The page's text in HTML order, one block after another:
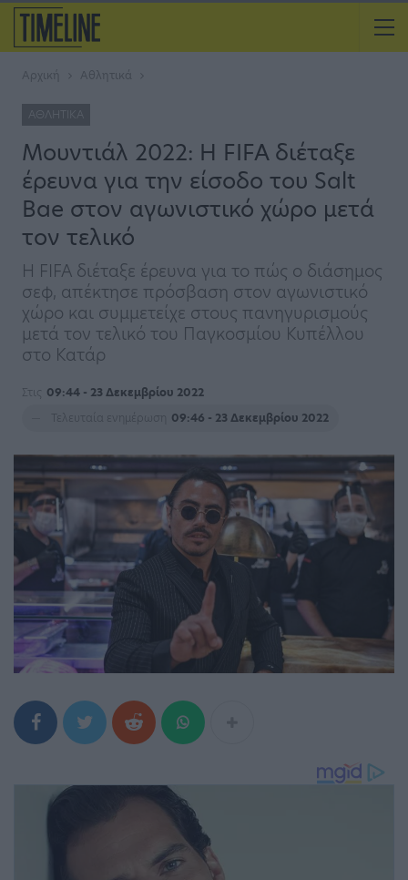
Αρχική Αθλητικά
ΑΘΛΗΤΙΚΆ
Μουντιάλ 2022: H FIFA διέταξε
έρευνα για την είσοδο του Salt
Bae στον αγωνιστικό χώρο μετά
τον τελικό
Η FIFA διέταξε έρευνα για το πώς ο διάσημος
σεφ, απέκτησε πρόσβαση στον αγωνιστικό
χώρο και συμμετείχε στους πανηγυρισμούς
μετά τον τελικό του Παγκοσμίου Κυπέλλου
στο Κατάρ
Στις 09:44 - 23 Δεκεμβρίου 2022
Τελευταία ενημέρωση
09:46 - 23 Δεκεμβρίου 2022